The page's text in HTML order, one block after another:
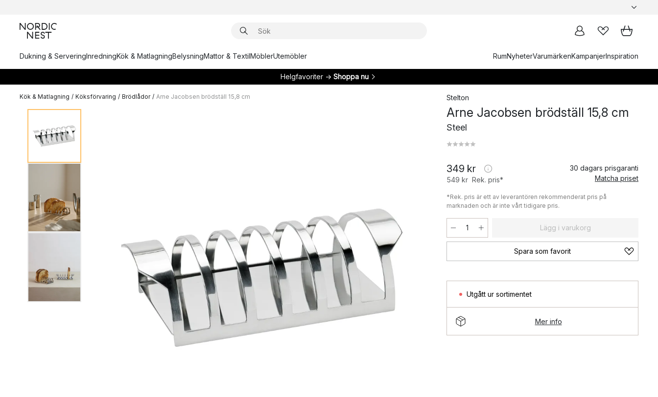
Dukning & ServeringInredningKök & MatlagningBelysningMattor & TextilMöblerUtemöbler RumNyheterVarumärkenKampanjerInspiration
Helgfavoriter → Shoppa nu
Kök & Matlagning / Köksförvaring / Brödlådor / Arne Jacobsen brödställ 15,8 cm Stelton
Arne Jacobsen brödställ 15,8 cm
Steel
349 kr
549 kr Rek. pris*
30 dagars prisgaranti
Matcha priset
*Rek. pris är ett av leverantören rekommenderat pris på
marknaden och är inte vårt tidigare pris.
Lägg i varukorg
Spara som favorit
Utgått ur sortimentet
Mer info